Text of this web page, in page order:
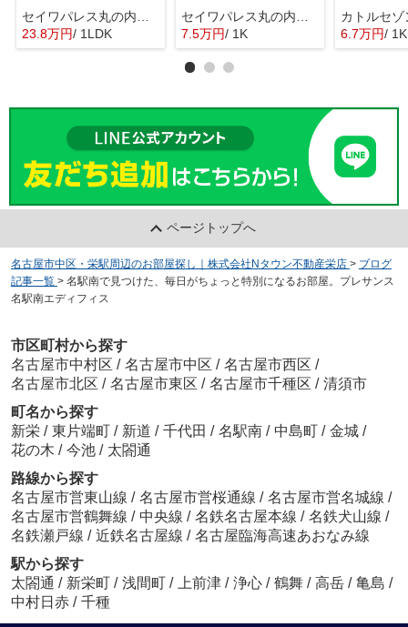
セイワパレス丸の内駅前
23.8万円/ 1LDK
セイワパレス丸の内駅前
7.5万円/ 1K
カトルセゾ
6.7万円/ 1K
ページトップへ
名古屋市中区・栄駅周辺のお部屋探し｜株式会社Nタウン不動産栄店 > ブログ
記事一覧 > 名駅南で見つけた、毎日がちょっと特別になるお部屋。プレサンス
名駅南エディフィス
市区町村から探す
名古屋市中村区 / 名古屋市中区 / 名古屋市西区 /
名古屋市北区 / 名古屋市東区 / 名古屋市千種区 / 清須市
町名から探す
新栄 / 東片端町 / 新道 / 千代田 / 名駅南 / 中島町 / 金城 /
花の木 / 今池 / 太閤通
路線から探す
名古屋市営東山線 / 名古屋市営桜通線 / 名古屋市営名城線 /
名古屋市営鶴舞線 / 中央線 / 名鉄名古屋本線 / 名鉄犬山線 /
名鉄瀬戸線 / 近鉄名古屋線 / 名古屋臨海高速あおなみ線
駅から探す
太閤通 / 新栄町 / 浅間町 / 上前津 / 浄心 / 鶴舞 / 高岳 / 亀島 /
中村日赤 / 千種